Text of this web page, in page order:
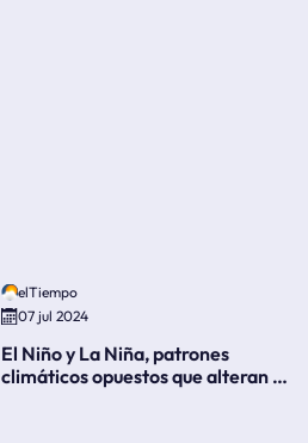
elTiempo
07 jul 2024
El Niño y La Niña, patrones
climáticos opuestos que alteran la